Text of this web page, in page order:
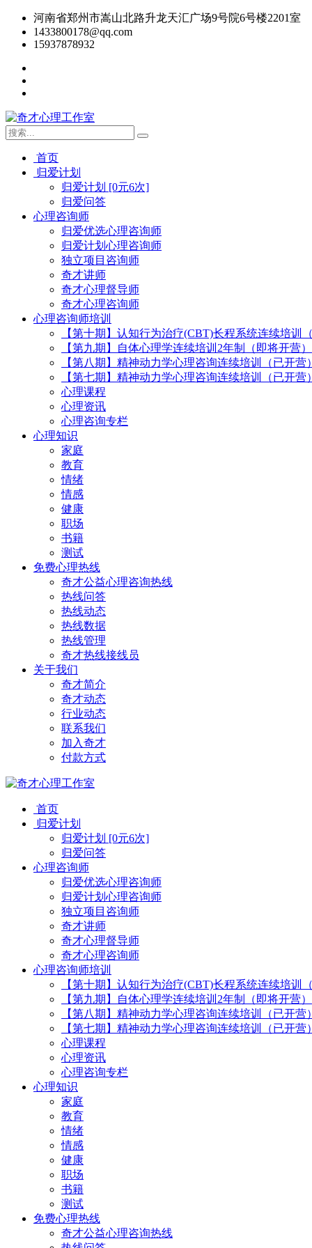
河南省郑州市嵩山北路升龙天汇广场9号院6号楼2201室
1433800178@qq.com
15937878932
首页
归爱计划
归爱计划 [0元6次]
归爱问答
心理咨询师
归爱优选心理咨询师
归爱计划心理咨询师
独立项目咨询师
奇才讲师
奇才心理督导师
奇才心理咨询师
心理咨询师培训
【第十期】认知行为治疗(CBT)长程系统连续培训
【第九期】自体心理学连续培训2年制（即将开营）
【第八期】精神动力学心理咨询连续培训（已开营）
【第七期】精神动力学心理咨询连续培训（已开营）
心理课程
心理资讯
心理咨询专栏
心理知识
家庭
教育
情绪
情感
健康
职场
书籍
测试
免费心理热线
奇才公益心理咨询热线
热线问答
热线动态
热线数据
热线管理
奇才热线接线员
关于我们
奇才简介
奇才动态
行业动态
联系我们
加入奇才
付款方式
首页
归爱计划
归爱计划 [0元6次]
归爱问答
心理咨询师
归爱优选心理咨询师
归爱计划心理咨询师
独立项目咨询师
奇才讲师
奇才心理督导师
奇才心理咨询师
心理咨询师培训
【第十期】认知行为治疗(CBT)长程系统连续培训
【第九期】自体心理学连续培训2年制（即将开营）
【第八期】精神动力学心理咨询连续培训（已开营）
【第七期】精神动力学心理咨询连续培训（已开营）
心理课程
心理资讯
心理咨询专栏
心理知识
家庭
教育
情绪
情感
健康
职场
书籍
测试
免费心理热线
奇才公益心理咨询热线